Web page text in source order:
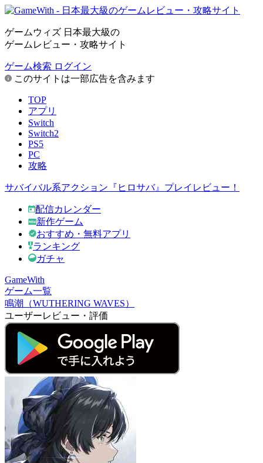
ゲームウィズ 日本最大級の
ゲームレビュー・攻略サイト
ゲーム検索 ログイン
このサイトは一部広告を含みます
TOP
アプリ
Switch
Switch2
PS5
PC
攻略
サバイバル系アクション『ヒロサバ』プレイレビュー！
配信カレンダー
新作ゲーム
おすすめ・無料アプリ
ランキング
ガチャ
GameWith
ゲーム一覧
鳴潮（WUTHERING WAVES）
ユーザーレビュー・評価